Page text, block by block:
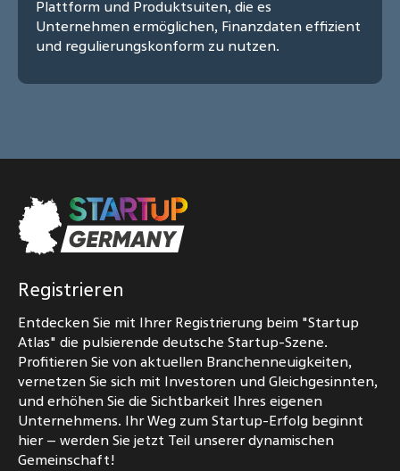
Plattform und Produktsuiten, die es
Unternehmen ermöglichen, Finanzdaten effizient
und regulierungskonform zu nutzen.
Registrieren
Entdecken Sie mit Ihrer Registrierung beim "Startup
Atlas" die pulsierende deutsche Startup-Szene.
Profitieren Sie von aktuellen Branchenneuigkeiten,
vernetzen Sie sich mit Investoren und Gleichgesinnten,
und erhöhen Sie die Sichtbarkeit Ihres eigenen
Unternehmens. Ihr Weg zum Startup-Erfolg beginnt
hier – werden Sie jetzt Teil unserer dynamischen
Gemeinschaft!